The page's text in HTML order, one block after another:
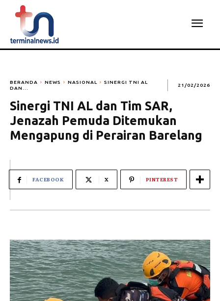
BERANDA NEWS NASIONAL
SINERGI TNI AL
DAN...
21/02/2026
Sinergi TNI AL dan Tim SAR,
Jenazah Pemuda Ditemukan
Mengapung di Perairan Barelang
FACEBOOK X PINTEREST